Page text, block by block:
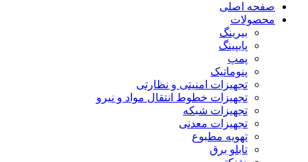
صفحه اصلی
محصولات
بیرینگ
پایپینگ
پمپ
پنوماتیک
تجهیزات امنیتی و نظارتی
تجهیزات خطوط انتقال مواد و نیرو
تجهیزات شبکه
تجهیزات معدنی
تهویه مطبوع
تابلو برق